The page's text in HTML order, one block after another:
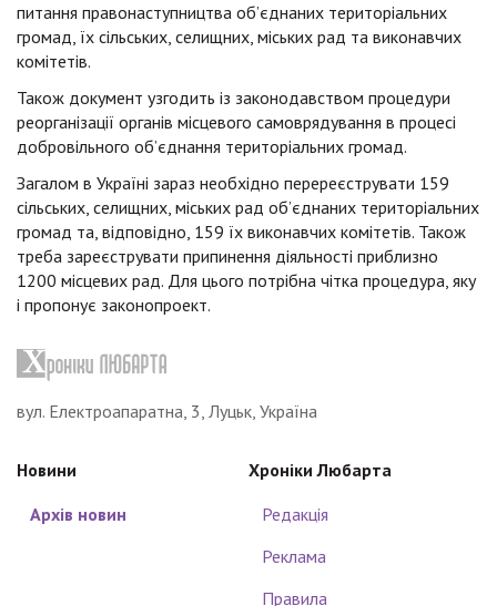
питання правонаступництва об’єднаних територіальних
громад, їх сільських, селищних, міських рад та виконавчих
комітетів.
Також документ узгодить із законодавством процедури
реорганізації органів місцевого самоврядування в процесі
добровільного об’єднання територіальних громад.
Загалом в Україні зараз необхідно перереєструвати 159
сільських, селищних, міських рад об’єднаних територіальних
громад та, відповідно, 159 їх виконавчих комітетів. Також
треба зареєструвати припинення діяльності приблизно
1200 місцевих рад. Для цього потрібна чітка процедура, яку
і пропонує законопроект.
вул. Електроапаратна, 3, Луцьк, Україна
Новини
Архів новин
Хроніки Любарта
Редакція
Реклама
Правила